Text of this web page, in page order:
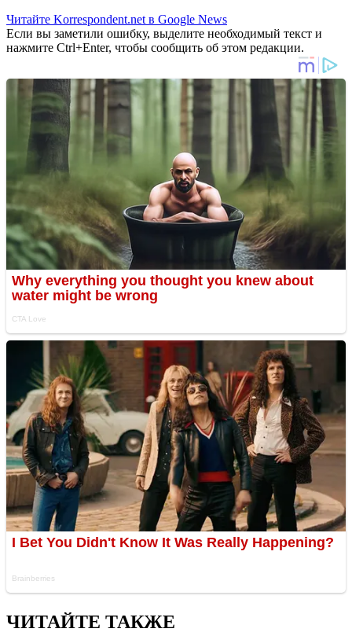
Читайте Korrespondent.net в Google News
Если вы заметили ошибку, выделите необходимый текст и
нажмите Ctrl+Enter, чтобы сообщить об этом редакции.
ЧИТАЙТЕ ТАКЖЕ